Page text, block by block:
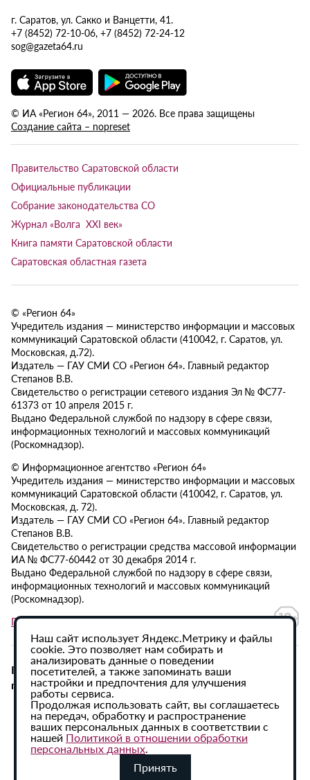
г. Саратов, ул. Сакко и Ванцетти, 41.
+7 (8452) 72-10-06, +7 (8452) 72-24-12
sog@gazeta64.ru
© ИА «Регион 64», 2011 — 2026. Все права защищены
Создание сайта – nopreset
Правительство Саратовской области
Официальные публикации
Собрание законодательства СО
Журнал «Волга XXI век»
Книга памяти Саратовской области
Саратовская областная газета
© «Регион 64»
Учредитель издания — министерство информации и массовых
коммуникаций Саратовской области (410042, г. Саратов, ул.
Московская, д.72).
Издатель — ГАУ СМИ СО «Регион 64». Главный редактор
Степанов В.В.
Свидетельство о регистрации сетевого издания Эл № ФС77-
61373 от 10 апреля 2015 г.
Выдано Федеральной службой по надзору в сфере связи,
информационных технологий и массовых коммуникаций
(Роскомнадзор).
© Информационное агентство «Регион 64»
Учредитель издания — министерство информации и массовых
коммуникаций Саратовской области (410042, г. Саратов, ул.
Московская, д. 72).
Издатель — ГАУ СМИ СО «Регион 64». Главный редактор
Степанов В.В.
Свидетельство о регистрации средства массовой информации
ИА № ФС77-60442 от 30 декабря 2014 г.
Выдано Федеральной службой по надзору в сфере связи,
информационных технологий и массовых коммуникаций
(Роскомнадзор).
Политика в отношении обработки персональных данных
При использовании материалов сайта активная
гиперссылка на ИА «Регион 64» обязательна.
Наш сайт использует Яндекс.Метрику и файлы
cookie. Это позволяет нам собирать и
анализировать данные о поведении
посетителей, а также запоминать ваши
настройки и предпочтения для улучшения
работы сервиса.
Продолжая использовать сайт, вы соглашаетесь
на передач, обработку и распространение
ваших персональных данных в соответствии с
нашей Политикой в отношении обработки
персональных данных.
Принять